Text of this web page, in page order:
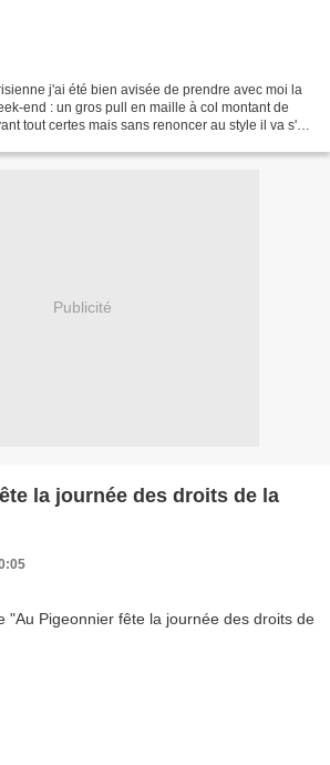
j'ai été bien avisée de prendre avec moi la
end : un gros pull en maille à col montant de
tout certes mais sans renoncer au style il va s'en
Publicité
la journée des droits de la